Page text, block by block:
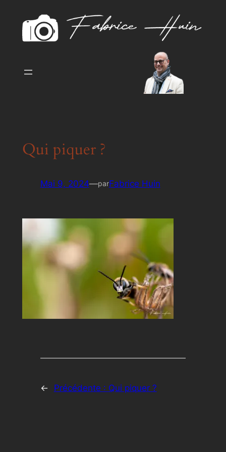
contenu
Qui piquer ?
Mai 9, 2024—parFabrice Huin
← Précédente : Qui piquer ?